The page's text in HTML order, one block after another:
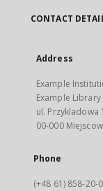
CONTACT
Address
Example
Example Library
ul. Przykladowa
00-000
Phone
(+48 61) 858-20-